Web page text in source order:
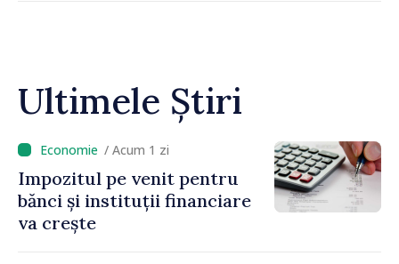
Ultimele Știri
/ Acum 1 zi
Impozitul pe venit pentru
bănci și instituții financiare
va crește